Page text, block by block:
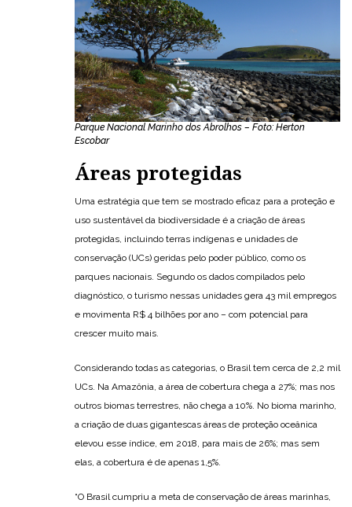
Parque Nacional Marinho dos Abrolhos – Foto: Herton
Escobar
Áreas protegidas
Uma estratégia que tem se mostrado eficaz para a proteção e
uso sustentável da biodiversidade é a criação de áreas
protegidas, incluindo terras indígenas e unidades de
conservação (UCs) geridas pelo poder público, como os
parques nacionais. Segundo os dados compilados pelo
diagnóstico, o turismo nessas unidades gera 43 mil empregos
e movimenta R$ 4 bilhões por ano – com potencial para
crescer muito mais.
Considerando todas as categorias, o Brasil tem cerca de 2,2 mil
UCs. Na Amazônia, a área de cobertura chega a 27%; mas nos
outros biomas terrestres, não chega a 10%. No bioma marinho,
a criação de duas gigantescas áreas de proteção oceânica
elevou esse índice, em 2018, para mais de 26%; mas sem
elas, a cobertura é de apenas 1,5%.
“O Brasil cumpriu a meta de conservação de áreas marinhas,